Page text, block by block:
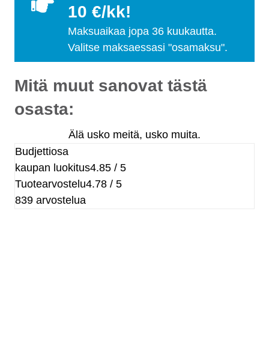
10 €/kk!
Maksuaikaa jopa 36 kuukautta.
Valitse maksaessasi "osamaksu".
Mitä muut sanovat tästä
osasta:
Älä usko meitä, usko muita.
Budjettiosa
kaupan luokitus4.85 / 5
Tuotearvostelu4.78 / 5
839 arvostelua